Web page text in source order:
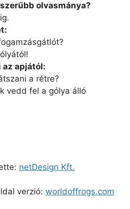
olvasmánya?
az apjától:
a rétre?
vedd fel a gólya álló
netDesign Kft.
verzió: worldoffrogs.com